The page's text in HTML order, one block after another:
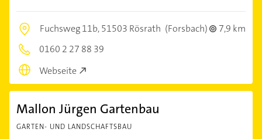
Fuchsweg 11b,51503 Rösrath (Forsbach)
7,9 km
0160 2 27 88 39
Webseite
Mallon Jürgen Gartenbau
GARTEN- UND LANDSCHAFTSBAU